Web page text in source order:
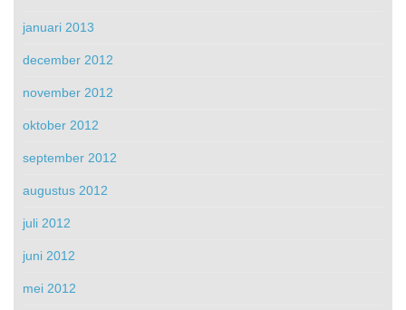
januari 2013
december 2012
november 2012
oktober 2012
september 2012
augustus 2012
juli 2012
juni 2012
mei 2012